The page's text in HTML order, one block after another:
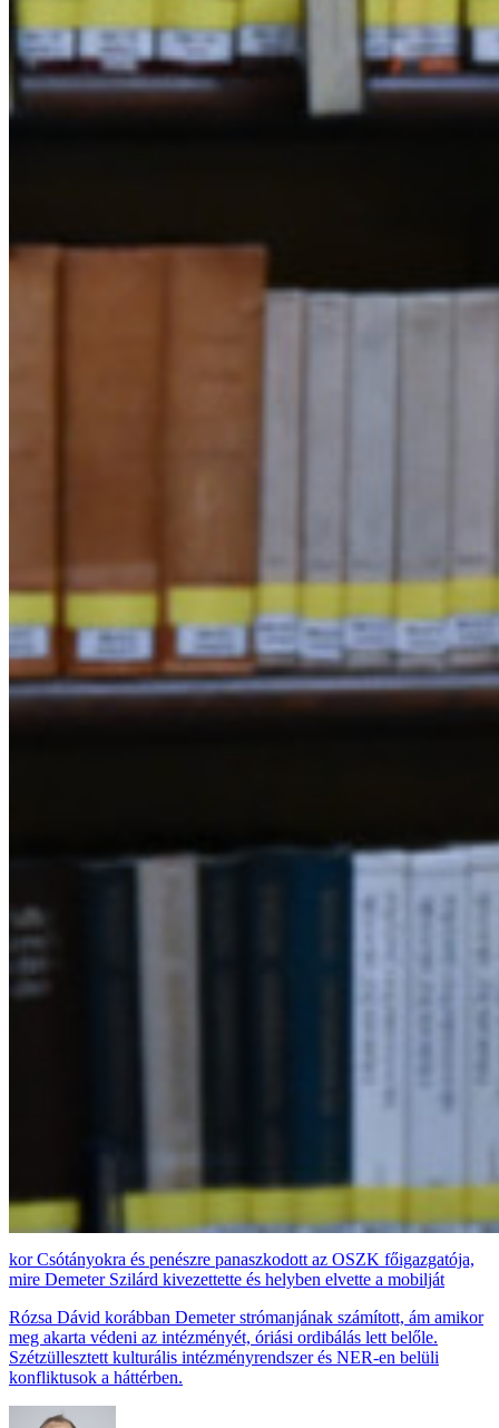
Csótányokra és penészre panaszkodott az OSZK főigazgatója,
mire Demeter Szilárd kivezettette és helyben elvette a mobilját
Rózsa Dávid korábban Demeter strómanjának számított, ám amikor
meg akarta védeni az intézményét, óriási ordibálás lett belőle.
Szétzüllesztett kulturális intézményrendszer és NER-en belüli
konfliktusok a háttérben.